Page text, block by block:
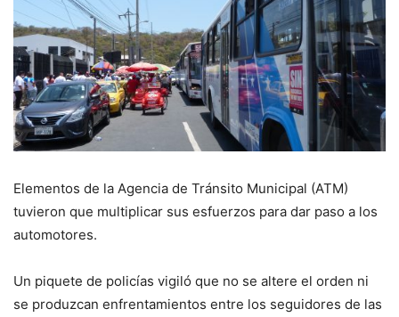
Elementos de la Agencia de Tránsito Municipal (ATM)
tuvieron que multiplicar sus esfuerzos para dar paso a los
automotores.
Un piquete de policías vigiló que no se altere el orden ni
se produzcan enfrentamientos entre los seguidores de las